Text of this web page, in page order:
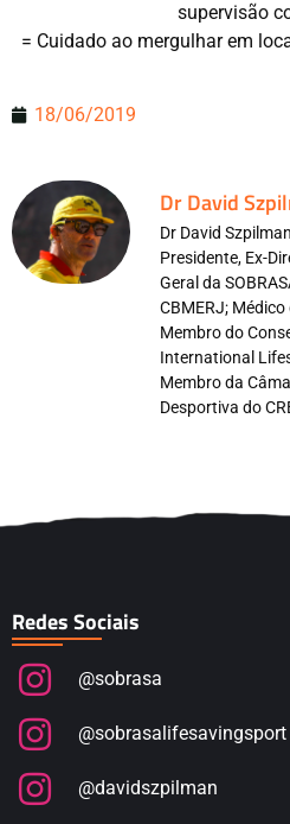
supervisão
= Cuidado ao mergulhar em
18/06/2019
Dr David
Dr David
Presidente, Ex-
Geral da
CBMERJ;
Membro do
International
Membro da
Desportiva do
Redes Sociais
@sobrasa
@sobrasalifesavingsport
@davidszpilman